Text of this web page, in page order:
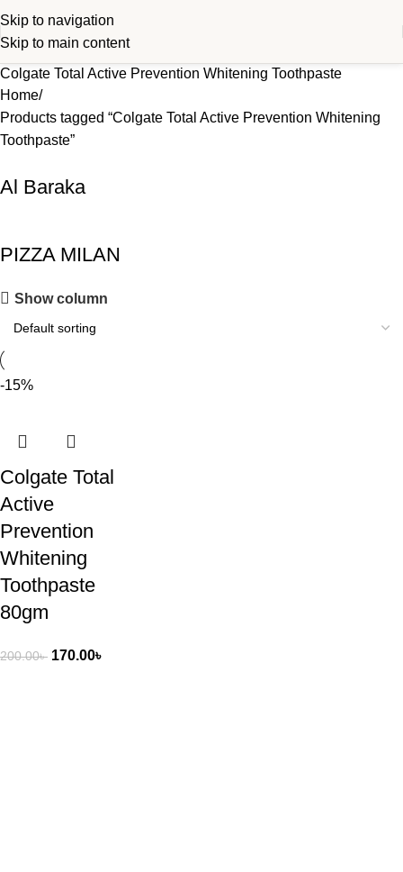
Skip to navigation
Skip to main content
Colgate Total Active Prevention Whitening Toothpaste
Home
Products tagged “Colgate Total Active Prevention Whitening
Toothpaste”
Al Baraka
PIZZA MILAN
Show column
-15%
Colgate Total
Active
Prevention
Whitening
Toothpaste
80gm
200.00৳ 170.00৳